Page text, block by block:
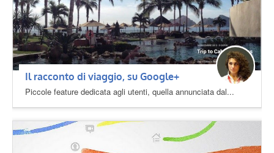
Il racconto di viaggio, su Google+
Piccole feature dedicata agli utenti, quella annunciata dal...